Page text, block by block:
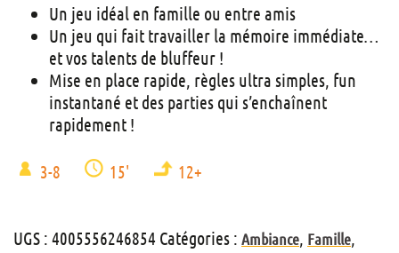
Un jeu idéal en famille ou entre amis
Un jeu qui fait travailler la mémoire immédiate…
et vos talents de bluffeur !
Mise en place rapide, règles ultra simples, fun
instantané et des parties qui s’enchaînent
rapidement !
3-8 15' 12+
UGS : 4005556246854 Catégories : Ambiance Famille